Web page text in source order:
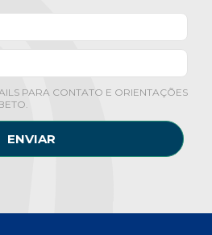
PARA CONTATO E ORIENTAÇÕES
ENVIAR